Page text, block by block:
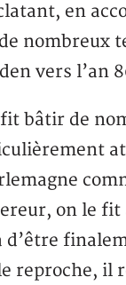
en
nombreux
vers l’an
bâtir de
on le
reproche, il